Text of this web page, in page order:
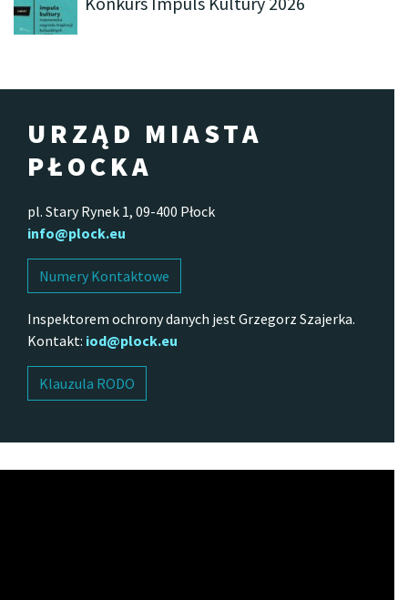
URZĄD MIASTA
PŁOCKA
pl. Stary Rynek 1, 09-400 Płock
info@plock.eu
Numery Kontaktowe
Inspektorem ochrony danych jest Grzegorz Szajerka.
Kontakt: iod@plock.eu
Klauzula RODO